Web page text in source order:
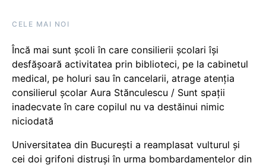
CELE MAI NOI
Încă mai sunt școli în care consilierii școlari își
desfășoară activitatea prin biblioteci, pe la cabinetul
medical, pe holuri sau în cancelarii, atrage atenția
consilierul școlar Aura Stănculescu / Sunt spații
inadecvate în care copilul nu va destăinui nimic
niciodată
Universitatea din București a reamplasat vulturul și
cei doi grifoni distruși în urma bombardamentelor din